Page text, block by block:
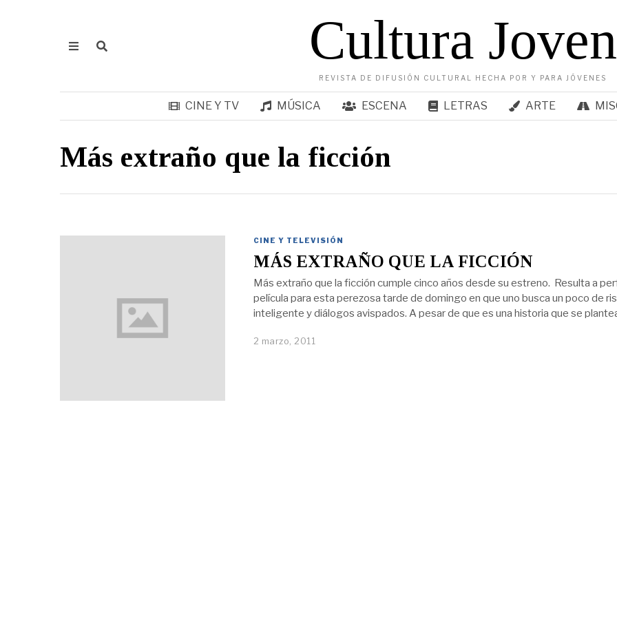
Cultura Joven
REVISTA DE DIFUSIÓN CULTURAL HECHA POR Y PARA JÓVENES
CINE Y TV MÚSICA ESCENA LETRAS ARTE
Más extraño que la ficción
CINE Y TELEVISIÓN
MÁS EXTRAÑO QUE LA FICCIÓN
Más extraño que la ficción cumple cinco años desde su estreno. Resulta a
película para esta perezosa tarde de domingo en que uno busca un poco de
inteligente y diálogos avispados. A pesar de que es una historia que se
2 marzo, 2011